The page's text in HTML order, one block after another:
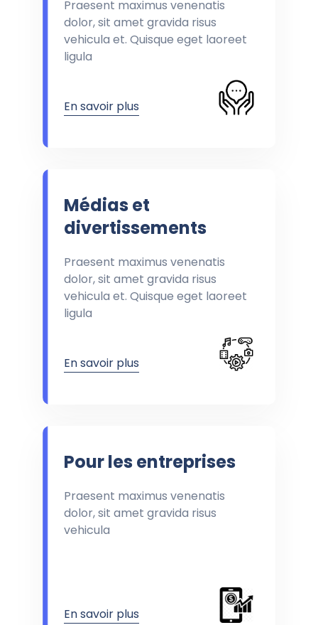
Praesent maximus venenatis
dolor, sit amet gravida risus
vehicula et. Quisque eget laoreet
ligula
En savoir plus
Médias et
divertissements
Praesent maximus venenatis
dolor, sit amet gravida risus
vehicula et. Quisque eget laoreet
ligula
En savoir plus
Pour les entreprises
Praesent maximus venenatis
dolor, sit amet gravida risus
vehicula
En savoir plus